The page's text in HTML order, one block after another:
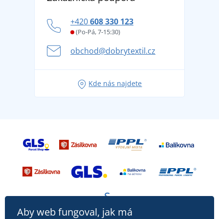
Věrnostní program BONTIS +
Letní dobrodružství začíná balením aneb připravte
se na dovolenou bez starostí
Tipy na svěží outfity pro pohodové léto
+420608 330 123
(Po-Pá, 7-15:30)
obchod@dobrytextil.cz
Kde nás najdete
Aby web fungoval, jak má